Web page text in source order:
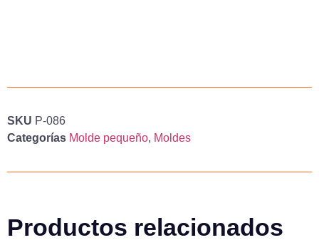
SKU P-086
Categorías Molde pequeño, Moldes
Productos relacionados